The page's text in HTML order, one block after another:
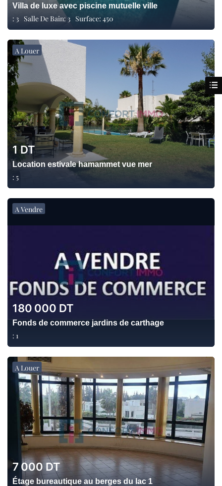
Villa de luxe avec piscine mutuelle ville
: 3 Salle De Bain:3 Surface: 450
A Louer
1 DT
Location estivale hamammet vue mer
: 5
A Vendre
180 000 DT
Fonds de commerce jardins de carthage
: 1
A Louer
7 000 DT
Étage bureautique au berges du lac 1